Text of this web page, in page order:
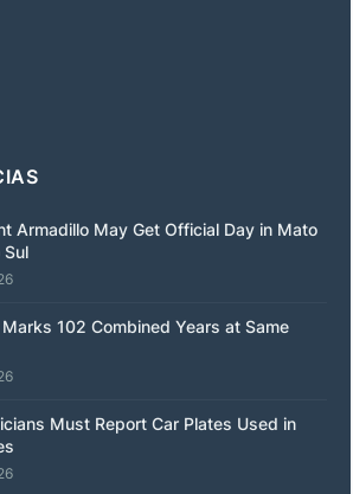
Armadillo May Get Official Day in Mato
Sul
Marks 102 Combined Years at Same
Must Report Car Plates Used in